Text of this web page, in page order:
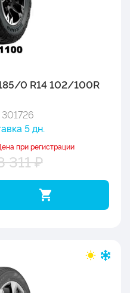
0 R14 102/100R
5 дн.
при регистрации
311 ₽